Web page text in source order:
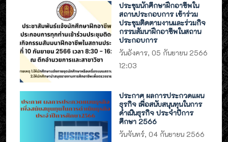
ประชุมนักศึกษาฝึกอาชีพใน
สถานประกอบการ เข้าร่วม
ประชุมติดตามงานและร่วมกิจ
กรรมสัมนาฝึกอาชีพในสถาน
ประกอบการ
วันอังคาร, 05 กันยายน 2566
12:03
ประกาศ ผลการประกวดแผน
ธุรกิจ เพื่อสนับสนุนทุนในการ
ดำเนินธุรกิจ ประจำปีการ
ศึกษา 2566
วันจันทร์, 04 กันยายน 2566